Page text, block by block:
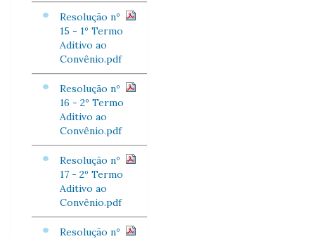
Resolução nº
15 - 1º Termo
Aditivo ao
Convênio.pdf
Resolução nº
16 - 2º Termo
Aditivo ao
Convênio.pdf
Resolução nº
17 - 2º Termo
Aditivo ao
Convênio.pdf
Resolução nº